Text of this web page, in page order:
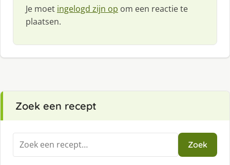
Je moet ingelogd zijn op om een reactie te
plaatsen.
Zoek een recept
Zoeken
naar:
Zoek